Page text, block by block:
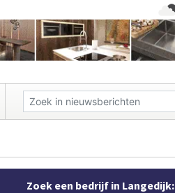
Zoek een bedrijf in Langedijk: